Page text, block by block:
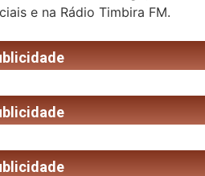
e na Rádio Timbira FM.